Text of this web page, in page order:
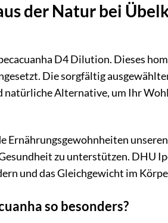
der Natur bei
D4 Dilution. Dieses
Die sorgfältig
natürliche Alternative, um Ihr
Ernährungsgewohnheiten unseren
zu unterstützen. DHU
und das Gleichgewicht im
so besonders?